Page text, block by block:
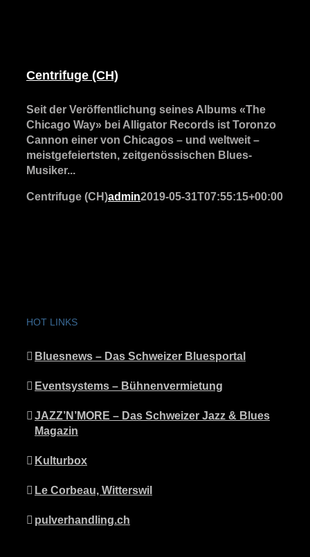
Centrifuge (CH)
Seit der Veröffentlichung seines Albums «The
Chicago Way» bei Alligator Records ist Toronzo
Cannon einer von Chicagos – und weltweit –
meistgefeiertsten, zeitgenössischen Blues-
Musiker...
Centrifuge (CH)admin2019-05-31T07:55:15+00:00
HOT LINKS
Bluesnews – Das Schweizer Bluesportal
Eventsystems – Bühnenvermietung
JAZZ’N’MORE – Das Schweizer Jazz & Blues
Magazin
Kulturbox
Le Corbeau, Witterswil
pulverhandling.ch